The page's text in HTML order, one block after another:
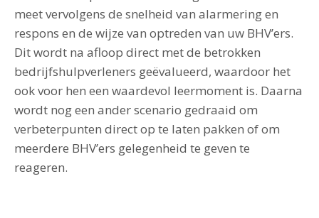
meet vervolgens de snelheid van alarmering en
respons en de wijze van optreden van uw BHV’ers.
Dit wordt na afloop direct met de betrokken
bedrijfshulpverleners geëvalueerd, waardoor het
ook voor hen een waardevol leermoment is. Daarna
wordt nog een ander scenario gedraaid om
verbeterpunten direct op te laten pakken of om
meerdere BHV’ers gelegenheid te geven te
reageren.